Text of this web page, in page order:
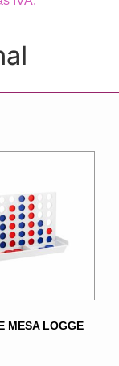
MESA LOGGE